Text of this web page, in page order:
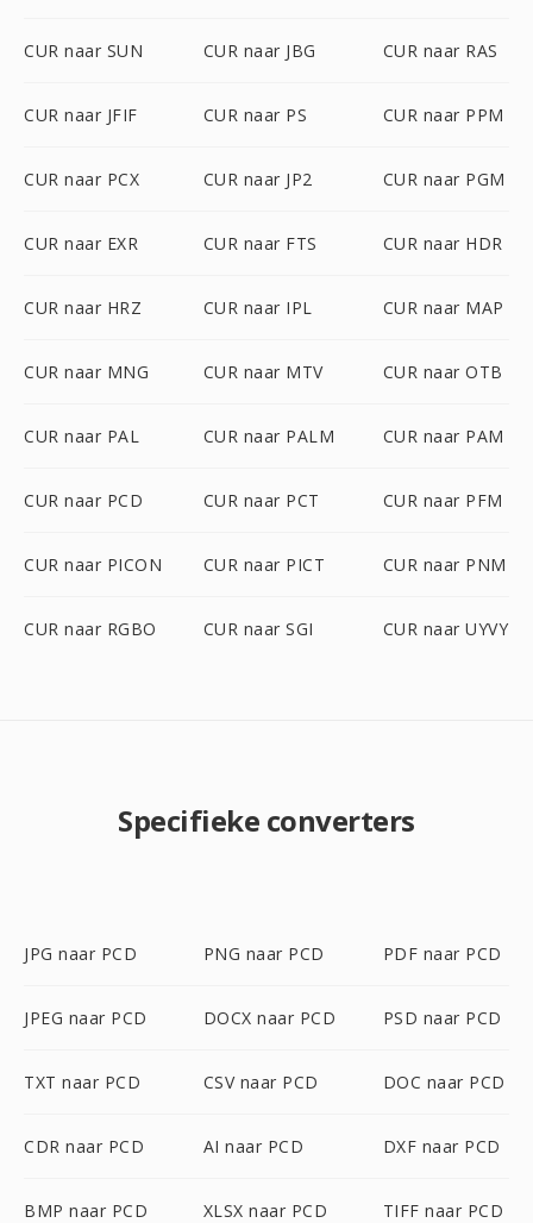
CUR naar SUN CUR naar JBG CUR naar RAS
CUR naar JFIF CUR naar PS CUR naar PPM
CUR naar PCX CUR naar JP2 CUR naar PGM
CUR naar EXR CUR naar FTS CUR naar HDR
CUR naar HRZ CUR naar IPL CUR naar MAP
CUR naar MNG CUR naar MTV CUR naar OTB
CUR naar PAL CUR naar PALM CUR naar PAM
CUR naar PCD CUR naar PCT CUR naar PFM
CUR naar PICON CUR naar PICT CUR naar PNM
CUR naar RGBO CUR naar SGI CUR naar UYVY
Specifieke converters
JPG naar PCD PNG naar PCD PDF naar PCD
JPEG naar PCD DOCX naar PCD PSD naar PCD
TXT naar PCD CSV naar PCD DOC naar PCD
CDR naar PCD AI naar PCD DXF naar PCD
BMP naar PCD XLSX naar PCD TIFF naar PCD